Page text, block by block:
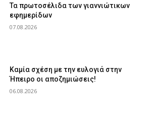
Τα πρωτοσέλιδα των γιαννιώτικων
εφημερίδων
07.08.2026
Καμία σχέση με την ευλογιά στην
Ήπειρο οι αποζημιώσεις!
06.08.2026